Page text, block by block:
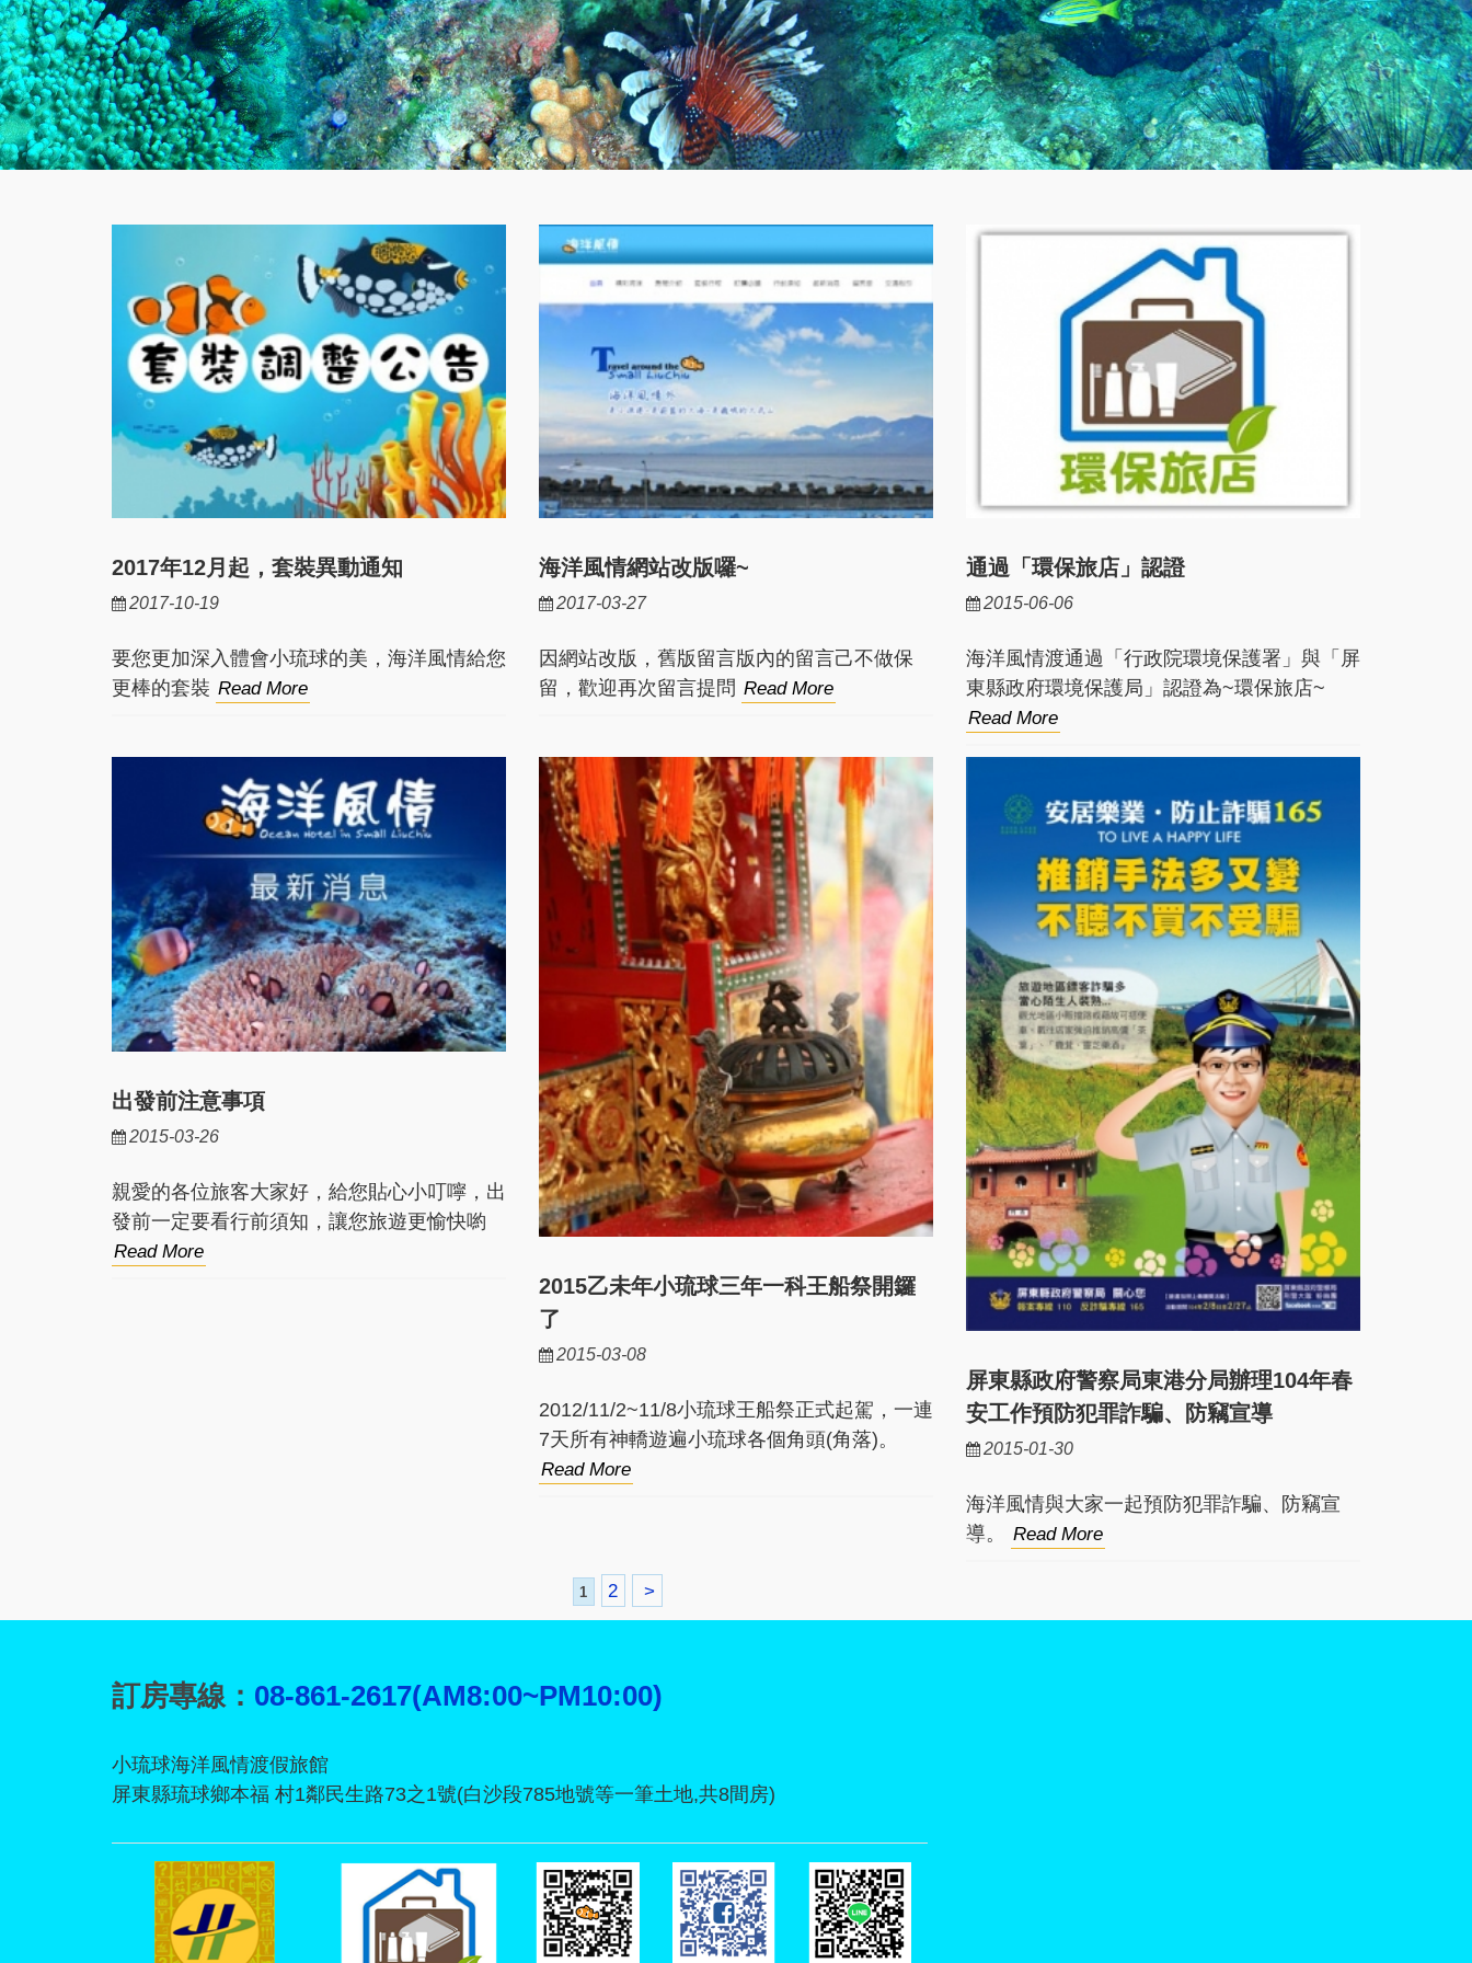
2017年12月起，套裝異動通知
2017-10-19
要您更加深入體會小琉球的美，海洋風情給您
更棒的套裝 Read More
海洋風情網站改版囉~
2017-03-27
因網站改版，舊版留言版內的留言己不做保
留，歡迎再次留言提問 Read More
通過「環保旅店」認證
2015-06-06
海洋風情渡通過「行政院環境保護署」與「屏
東縣政府環境保護局」認證為~環保旅店~
Read More
出發前注意事項
2015-03-26
親愛的各位旅客大家好，給您貼心小叮嚀，出
發前一定要看行前須知，讓您旅遊更愉快喲
Read More
2015乙未年小琉球三年一科王船祭開鑼
了
2015-03-08
2012/11/2~11/8小琉球王船祭正式起駕，一連
7天所有神轎遊遍小琉球各個角頭(角落)。
Read More
屏東縣政府警察局東港分局辦理104年春
安工作預防犯罪詐騙、防竊宣導
2015-01-30
海洋風情與大家一起預防犯罪詐騙、防竊宣
導。
Read More
1 2 >
訂房專線： 08-861-2617(AM8:00~PM10:00)
小琉球海洋風情渡假旅館
屏東縣琉球鄉本福 村1鄰民生路73之1號(白沙段785地號等一筆土地,共8間房)